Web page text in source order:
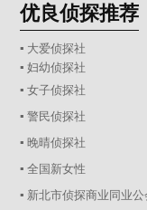
优良侦探推荐
▪ 大爱侦探社
▪ 妇幼侦探社
▪ 女子侦探社
▪ 警民侦探社
▪ 晚晴侦探社
▪ 全国新女性
▪ 新北市侦探商业同业公